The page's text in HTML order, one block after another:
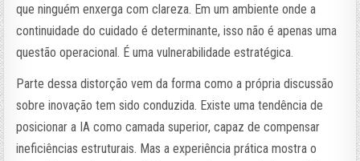
que ninguém enxerga com clareza. Em um ambiente onde a
continuidade do cuidado é determinante, isso não é apenas uma
questão operacional. É uma vulnerabilidade estratégica.
Parte dessa distorção vem da forma como a própria discussão
sobre inovação tem sido conduzida. Existe uma tendência de
posicionar a IA como camada superior, capaz de compensar
ineficiências estruturais. Mas a experiência prática mostra o